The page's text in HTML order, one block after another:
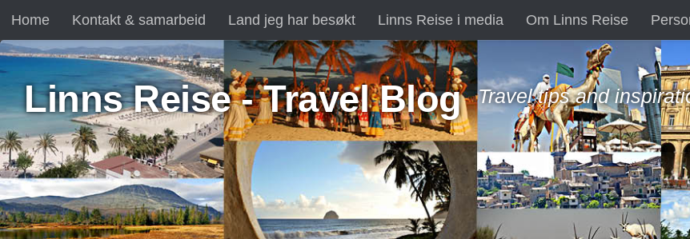
Skip to content
Home Kontakt & samarbeid Land jeg har besøkt Linns Reise i media Om Linns Reise
Linns Reise - Travel Blog Travel tips and